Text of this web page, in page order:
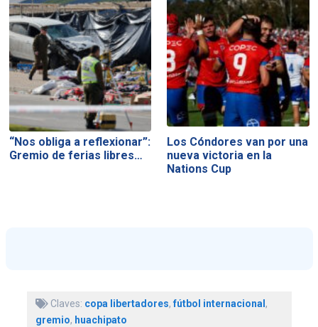
“Nos obliga a reflexionar”:
Gremio de ferias libres…
Los Cóndores van por una
nueva victoria en la
Nations Cup
Claves: copa libertadores,fútbol internacional,
gremio, huachipato